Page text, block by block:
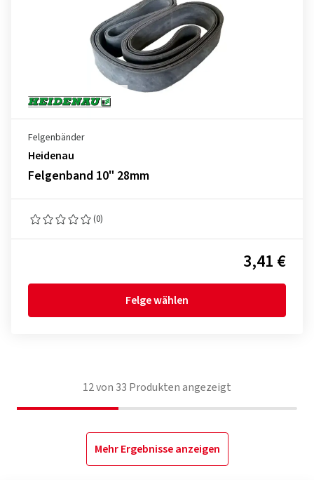
Felgenbänder
Heidenau
Felgenband 10" 28mm
(0)
3,41 €
Felge wählen
12von 33 Produkten angezeigt
Mehr Ergebnisse anzeigen